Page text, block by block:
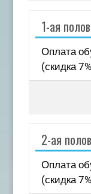
1-ая
Оплата
(скидка
2-ая
Оплата
(скидка